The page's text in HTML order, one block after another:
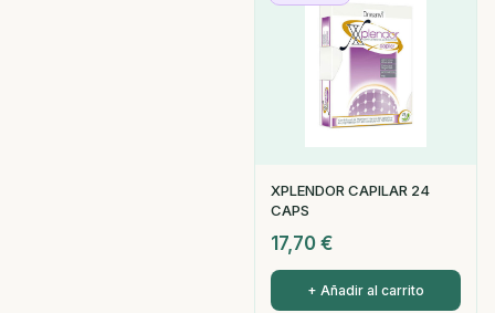
XPLENDOR CAPILAR 24
CAPS
17,70 €
+ Añadir al carrito